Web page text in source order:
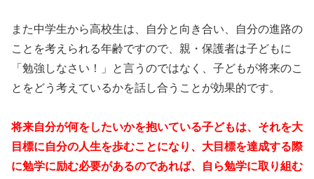
また中学生から高校生は、自分と向き合い、自分の進路の
ことを考えられる年齢ですので、親・保護者は子どもに
「勉強しなさい！」と言うのではなく、子どもが将来のこ
とをどう考えているかを話し合うことが効果的です。
将来自分が何をしたいかを抱いている子どもは、それを大
目標に自分の人生を歩むことになり、大目標を達成する際
に勉学に励む必要があるのであれば、自ら勉学に取り組む